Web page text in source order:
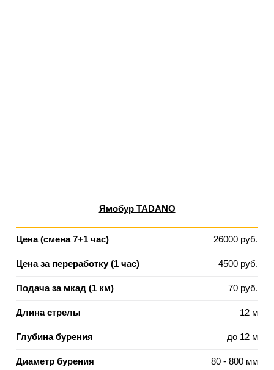
Ямобур TADANO
Цена (смена 7+1 час) 26000 руб.
Цена за переработку (1 час) 4500 руб.
Подача за мкад (1 км) 70 руб.
Длина стрелы 12 м
Глубина бурения до 12 м
Диаметр бурения 80 - 800 мм